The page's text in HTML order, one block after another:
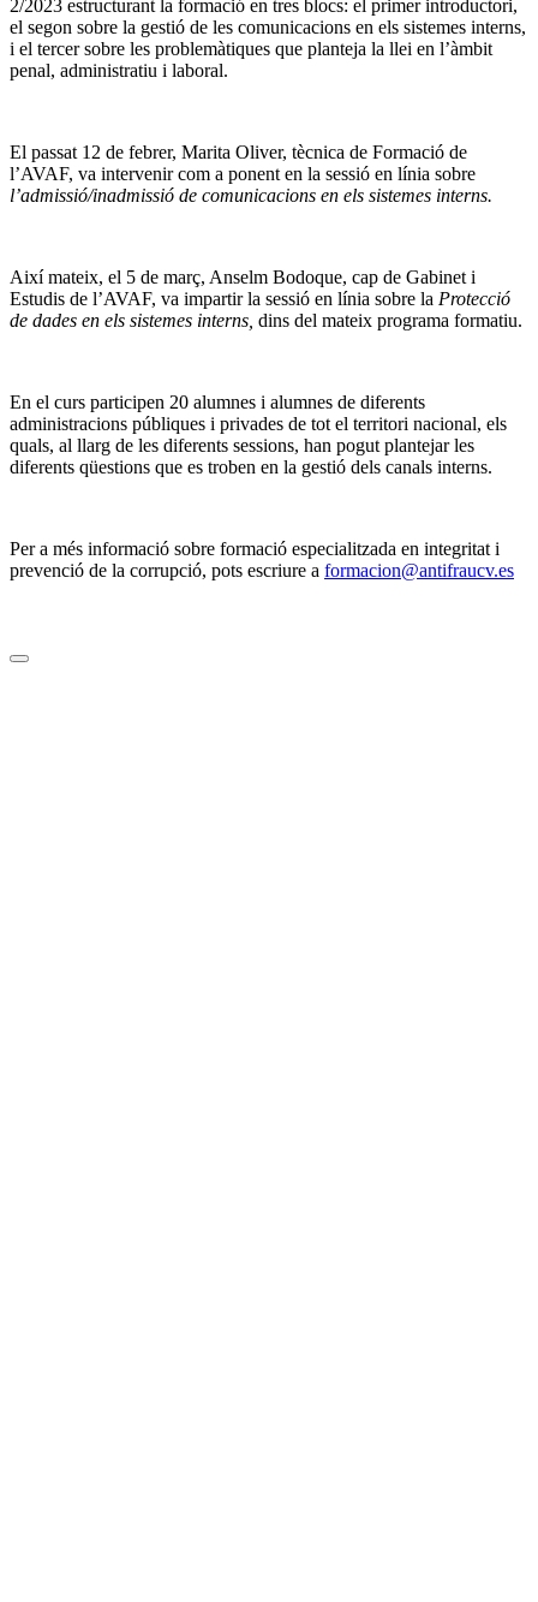
2/2023 estructurant la formació en tres blocs: el primer introductori,
el segon sobre la gestió de les comunicacions en els sistemes interns,
i el tercer sobre les problemàtiques que planteja la llei en l’àmbit
penal, administratiu i laboral.
El passat 12 de febrer, Marita Oliver, tècnica de Formació de
l’AVAF, va intervenir com a ponent en la sessió en línia sobre
l’admissió/inadmissió de comunicacions en els sistemes interns.
Així mateix, el 5 de març, Anselm Bodoque, cap de Gabinet i
Estudis de l’AVAF, va impartir la sessió en línia sobre la Protecció
de dades en els sistemes interns, dins del mateix programa formatiu.
En el curs participen 20 alumnes i alumnes de diferents
administracions públiques i privades de tot el territori nacional, els
quals, al llarg de les diferents sessions, han pogut plantejar les
diferents qüestions que es troben en la gestió dels canals interns.
Per a més informació sobre formació especialitzada en integritat i
prevenció de la corrupció, pots escriure a formacion@antifraucv.es